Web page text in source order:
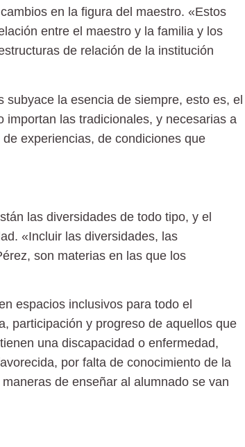
en la figura del maestro. «Estos
entre el maestro y la familia y los
de relación de la institución
la esencia de siempre, esto es, el
las tradicionales, y necesarias a
experiencias, de condiciones que
las diversidades de todo tipo, y el
«Incluir las diversidades, las
son materias en las que los
espacios inclusivos para todo el
participación y progreso de aquellos que
una discapacidad o enfermedad,
por falta de conocimiento de la
de enseñar al alumnado se van